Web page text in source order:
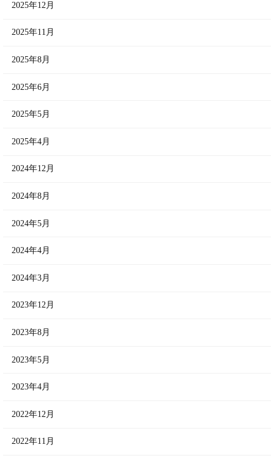
2025年12月
2025年11月
2025年8月
2025年6月
2025年5月
2025年4月
2024年12月
2024年8月
2024年5月
2024年4月
2024年3月
2023年12月
2023年8月
2023年5月
2023年4月
2022年12月
2022年11月